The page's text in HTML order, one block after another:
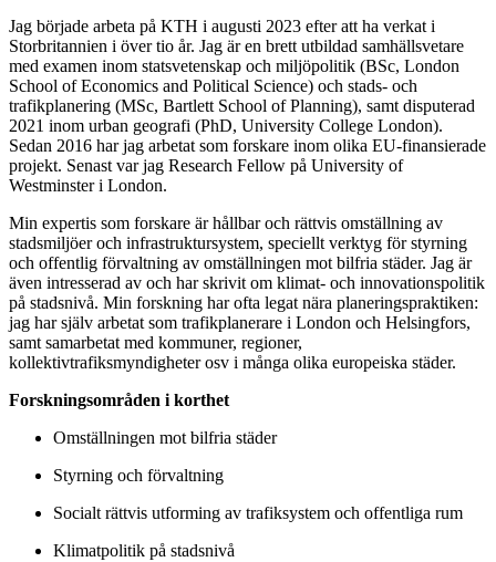
Jag började arbeta på KTH i augusti 2023 efter att ha verkat i
Storbritannien i över tio år. Jag är en brett utbildad samhällsvetare
med examen inom statsvetenskap och miljöpolitik (BSc, London
School of Economics and Political Science) och stads- och
trafikplanering (MSc, Bartlett School of Planning), samt disputerad
2021 inom urban geografi (PhD, University College London).
Sedan 2016 har jag arbetat som forskare inom olika EU-finansierade
projekt. Senast var jag Research Fellow på University of
Westminster i London.
Min expertis som forskare är hållbar och rättvis omställning av
stadsmiljöer och infrastruktursystem, speciellt verktyg för styrning
och offentlig förvaltning av omställningen mot bilfria städer. Jag är
även intresserad av och har skrivit om klimat- och innovationspolitik
på stadsnivå. Min forskning har ofta legat nära planeringspraktiken:
jag har själv arbetat som trafikplanerare i London och Helsingfors,
samt samarbetat med kommuner, regioner,
kollektivtrafiksmyndigheter osv i många olika europeiska städer.
Forskningsområden i korthet
Omställningen mot bilfria städer
Styrning och förvaltning
Socialt rättvis utforming av trafiksystem och offentliga rum
Klimatpolitik på stadsnivå